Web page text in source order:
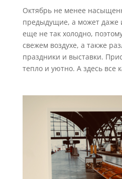
Октябрь не менее
предыдущие, а может даже
еще не так холодно,
свежем воздухе, а также
праздники и выставки.
тепло и уютно. А здесь все